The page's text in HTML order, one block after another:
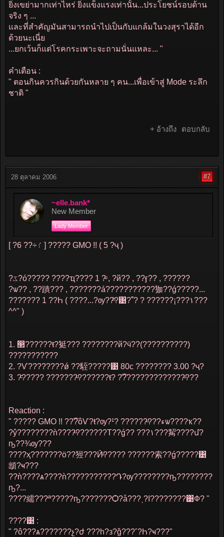
ยิ่งเขย่ามากเท่าไหร่ ยิ่งแข็งแรงเท่านั้น...ประโยชน์รอบด้าน
จริง ๆ ...
และที่สำคัญมันสามารถนำไปเป็นกับแกล้มในวงสุราได้อีก
ด้วยนะเนี่ย
...ยกเว้นก็แต่โรคกระเพาะจะถามนั่นแหละ... "
คำเตือน :
" ตอนกินควรกินด้วยกันหลาย ๆ คน...เพื่อเข้าสู่ Mode ระลึก
ชาติ "
+ อ้างถึง ตอบกลับ
28 ตุลาคม 2006 #7
~elle.bank*
New Member
Lady Member
[ ?ٵ÷?? 6 ] ????? GMO !! ( 5 ?ҷ )
?ػ?ó????? ????ҵ???? 1 ?ͧ , ?й?? , ??ӻ?? , ??????
?ѡ?? , ??蹪??? , ???????á???????????㹢??ǵ?????...
??????? 1 ??Һ ( ????...?ѹ??ͪ?͹?˭? ? ??????¡???١???
^^" )
1. ෢??????ŧ?㹶??? ????????й?ӵ??(??????????)
???????????
2. ?Ѵ????????ǿ ??駤?????͹ 80c ???????? 3.00 ?ҷ?
3. ?ͨ????? ???????ͧ???????ŧ? ?͡??????????????ͧ???
Reaction :
" ????? GMO !! ??͡?ôѴ?ŧ?ѹ?ء????ͧ????? ?¹ѡ????ҡ??
?ŷ????????ǹ????ͧ???????Т??ǵ?? ???١???觢????մ?
ҧ??¾ѹ???
????ҳ???????ö??㹵???Ӣͧ????? ??????索??ǵ?????͹
䪼?ҹ???
??ǹ????ѧ????ǹ???????????Դ?ѹ????????ҧ????????
ҧ?...
????繻???ª?????ҧ???????Ѻ?ǡ???ͺ?ا????????͹Ф? "
????͹ :
" ?ô???ѧ???????չ?ժ ???һ?з?ǧ???˹?Һ?ҹ???"